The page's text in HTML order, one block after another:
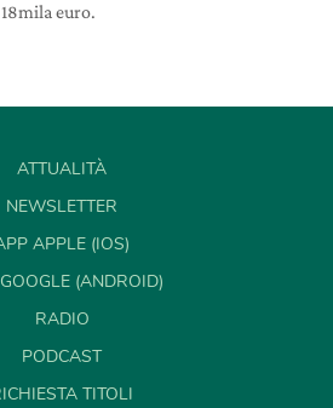
euro.
ATTUALITÀ
NEWSLETTER
APPLE (IOS)
(ANDROID)
RADIO
PODCAST
TITOLI